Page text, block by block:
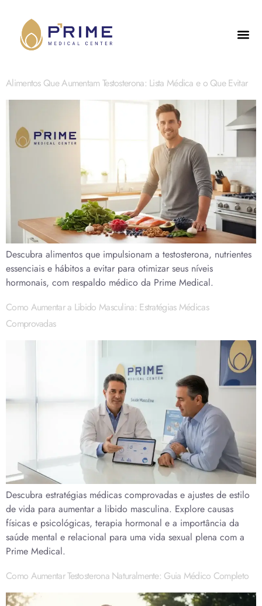
Alimentos Que Aumentam Testosterona: Lista Médica e o Que Evitar
Descubra alimentos que impulsionam a testosterona, nutrientes
essenciais e hábitos a evitar para otimizar seus níveis
hormonais, com respaldo médico da Prime Medical.
Como Aumentar a Libido Masculina: Estratégias Médicas
Comprovadas
Descubra estratégias médicas comprovadas e ajustes de estilo
de vida para aumentar a libido masculina. Explore causas
físicas e psicológicas, terapia hormonal e a importância da
saúde mental e relacional para uma vida sexual plena com a
Prime Medical.
Como Aumentar Testosterona Naturalmente: Guia Médico Completo